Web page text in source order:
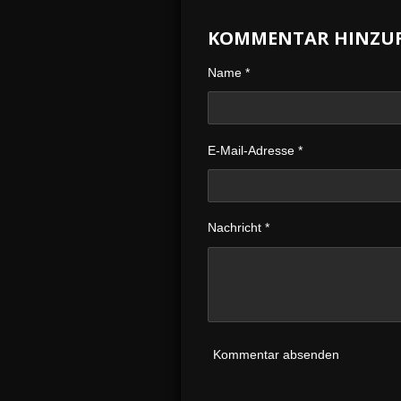
l
e
l
e
l
e
KOMMENTAR
Name *
E-Mail-Adresse *
Nachricht *
Kommentar absenden